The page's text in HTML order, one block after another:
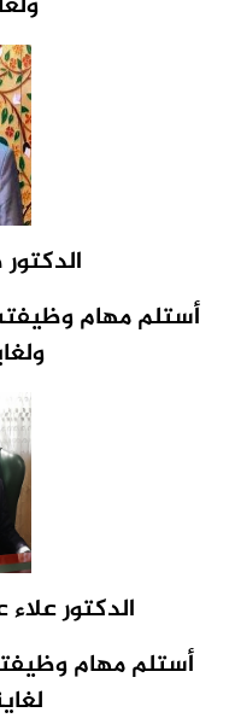
أستلم مهام
الدكتور
أستلم مهام